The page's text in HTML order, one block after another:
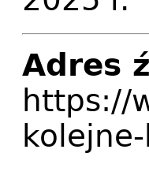
Adres
https://